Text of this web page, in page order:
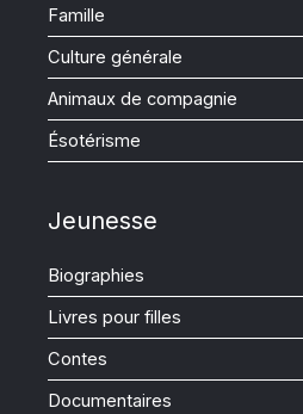
Famille
Culture générale
Animaux de compagnie
Ésotérisme
Jeunesse
Biographies
Livres pour filles
Contes
Documentaires